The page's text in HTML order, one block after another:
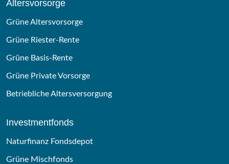
Altersvorsorge
Grüne Altersvorsorge
Grüne Riester-Rente
Grüne Basis-Rente
Grüne Private Vorsorge
Betriebliche Altersversorgung
Investmentfonds
Naturfinanz Fondsdepot
Grüne Mischfonds